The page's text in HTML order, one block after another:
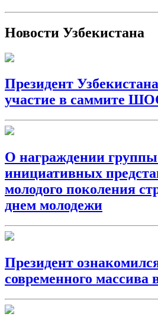
Новости Узбекистана
Президент
участие в саммите
О награждении
инициативных
молодого поколения
днем молодежи
Президент
современного массива